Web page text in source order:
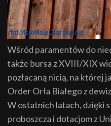
Wśród paramentów do
także bursa z XVIII/XIX
pozłacaną nicią, na której
Order Orła Białego z
W ostatnich latach, dzięki
proboszcza i dotacjom z